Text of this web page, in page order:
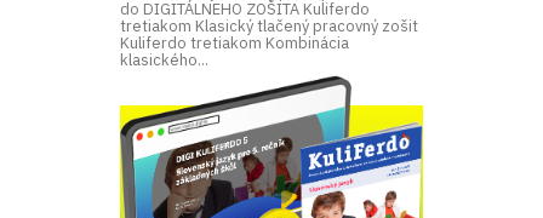
do DIGITÁLNEHO ZOŠITA Kuliferdo
tretiakom Klasický tlačený pracovný zošit
Kuliferdo tretiakom Kombinácia
klasického...